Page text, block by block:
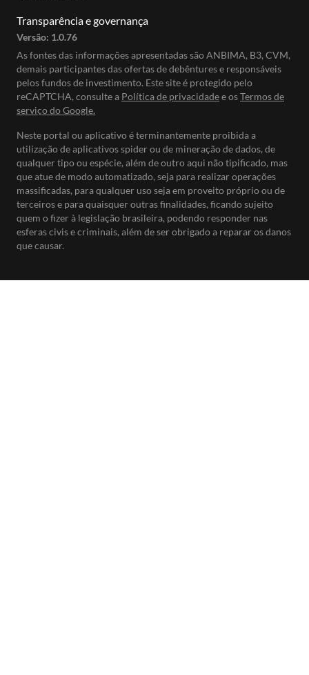
Transparência e governança
Versão: 1.0.76
As fontes das informações apresentadas são ANBIMA, B3, CVM,
demais participantes das ofertas de debêntures e responsáveis
pelos fundos de investimento. Este site é protegido pelo
reCAPTCHA, consulte a Política de privacidadee osTermos de
serviço do Google.
Neste portal ou aplicativo é terminantemente proibida a
utilização de aplicativos spider ou de mineração de dados, de
qualquer tipo ou espécie, além de outro aqui não tipificado, mas
que atue de modo automatizado, seja para realizar operações
massificadas, para qualquer uso seja em proveito próprio ou de
terceiros e para quaisquer outras finalidades, ficando sujeito
quem o fizer à legislação brasileira, podendo responder nas
esferas civis e criminais, além de ser obrigado a reparar os danos
que causar.